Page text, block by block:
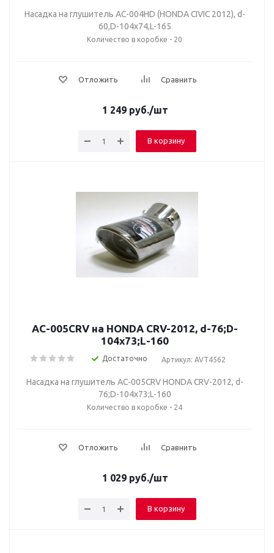
Насадка на глушитель AC-004HD (HONDA CIVIC 2012), d-
60,D-104x74,L-165
Количество в коробке - 20
Отложить Сравнить
1 249руб./шт
В корзину
AC-005CRV на HONDA CRV-2012, d-76;D-
104х73;L-160
Достаточно Артикул: AVT4562
Насадка на глушитель AC-005CRV HONDA CRV-2012, d-
76;D-104х73;L-160
Количество в коробке - 24
Отложить Сравнить
1 029руб./шт
В корзину